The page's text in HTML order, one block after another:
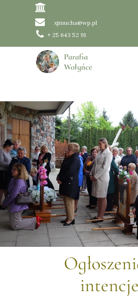
xjmucha@wp.pl
+ 25 643 52 91
Parafia
Wołyńce
intencje